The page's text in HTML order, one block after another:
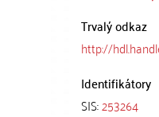
Trvalý odkaz
http://
Identifikátory
SIS:253264